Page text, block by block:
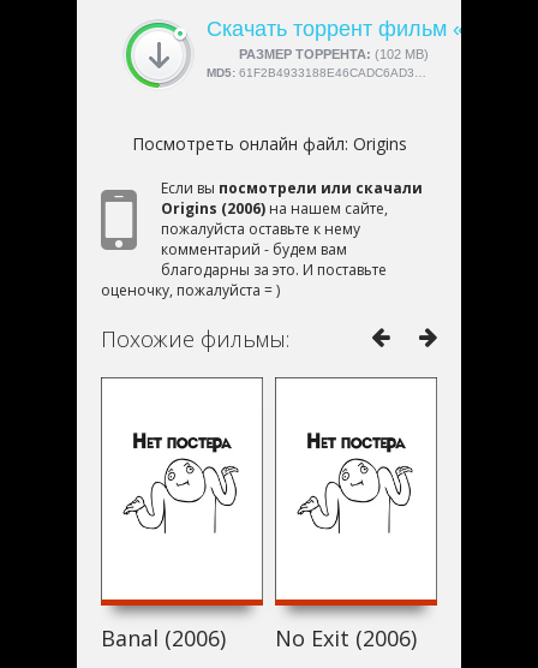
Скачать торрент фильм
РАЗМЕР ТОРРЕНТА: (102 MB)
СКАЧАЛИ:4189
MD5: 61F2B4933188E46CADC6AD3D817A41C2
Посмотреть онлайн файл: Origins
Если вы посмотрели или скачали
Origins (2006) на нашем сайте,
пожалуйста оставьте к нему
комментарий - будем вам
благодарны за это. И поставьте
оценочку, пожалуйста = )
Похожие фильмы:
Banal (2006) No Exit (2006)